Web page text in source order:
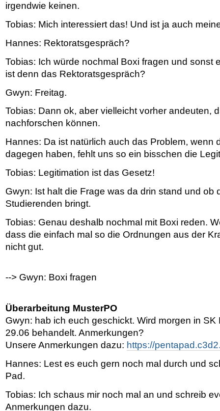
irgendwie keinen.
Tobias: Mich interessiert das! Und ist ja auch
Hannes: Rektoratsgespräch?
Tobias: Ich würde nochmal Boxi fragen und sonst
ist denn das Rektoratsgespräch?
Gwyn: Freitag.
Tobias: Dann ok, aber vielleicht vorher andeuten,
nachforschen können.
Hannes: Da ist natürlich auch das Problem, wenn
dagegen haben, fehlt uns so ein bisschen die
Tobias: Legitimation ist das Gesetz!
Gwyn: Ist halt die Frage was da drin stand und ob
Studierenden bringt.
Tobias: Genau deshalb nochmal mit Boxi reden.
dass die einfach mal so die Ordnungen aus der
nicht gut.
--> Gwyn: Boxi fragen
Überarbeitung MusterPO
Gwyn: hab ich euch geschickt. Wird morgen in SK
29.06 behandelt. Anmerkungen?
Unsere Anmerkungen dazu: https://
Hannes: Lest es euch gern noch mal durch und
Pad.
Tobias: Ich schaus mir noch mal an und schreib
Anmerkungen dazu.